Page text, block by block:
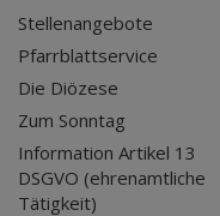
Stellenangebote
Pfarrblattservice
Die Diözese
Zum Sonntag
Information Artikel 13
DSGVO (ehrenamtliche
Tätigkeit)